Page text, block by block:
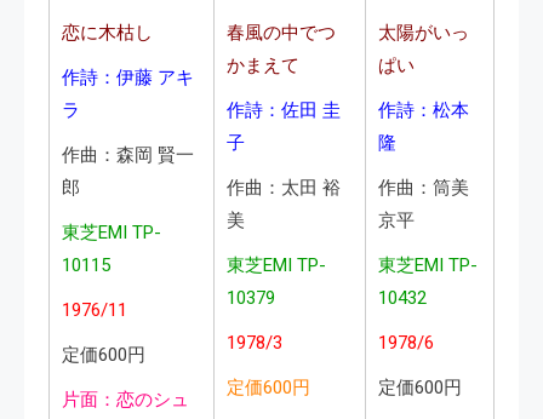
恋に木枯し
作詩：伊藤 アキ
ラ
作曲：森岡 賢一
郎
東芝EMI TP-
10115
1976/11
定価600円
片面：恋のシュ
春風の中でつ
かまえて
作詩：佐田 圭
子
作曲：太田 裕
美
東芝EMI TP-
10379
1978/3
定価600円
太陽がいっ
ぱい
作詩：松本
隆
作曲：筒美
京平
東芝EMI TP-
10432
1978/6
定価600円